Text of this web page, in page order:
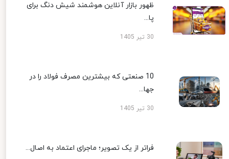
ظهور بازار آنلاین هوشمند شیش دنگ برای
پا...
30 تیر 1405
10 صنعتی که بیشترین مصرف فولاد را در
جها...
30 تیر 1405
فراتر از یک تصویر؛ ماجرای اعتماد به اصال...